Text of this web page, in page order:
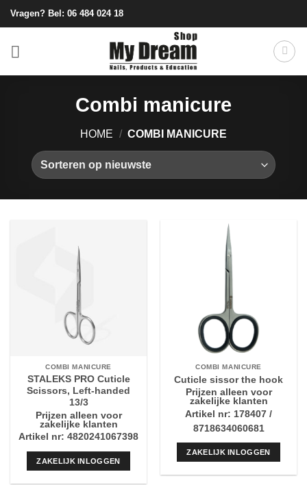
Ga
naar
Vragen? Bel: 06 484 024 18
Combi manicure
HOME / COMBI MANICURE
COMBI MANICURE
STALEKS PRO Cuticle
Scissors, Left-handed
13/3
Prijzen alleen voor
zakelijke klanten
Artikel nr: 4820241067398
ZAKELIJK INLOGGEN
COMBI MANICURE
Cuticle sissor the hook
Prijzen alleen voor
zakelijke klanten
Artikel nr: 178407 /
8718634060681
ZAKELIJK INLOGGEN